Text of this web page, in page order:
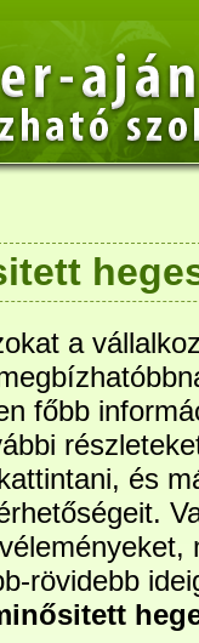
a
főbb
és
rövidebb